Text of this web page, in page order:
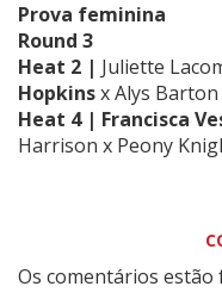
Prova feminina
Round 3
Heat 2 | Juliette
HopkinsxAlys Barton
Heat 4 | Francisca
Harrison x Peony
Os comentários estão